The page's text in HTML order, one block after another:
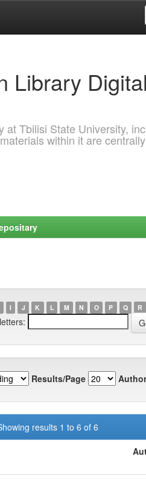
Library Digital
Tbilisi State University,
within it are
I J K L M N O P Q R
Results/Page
results 1 to 6 of 6